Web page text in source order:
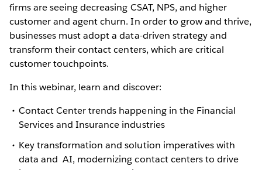
firms are seeing decreasing CSAT, NPS, and higher
customer and agent churn. In order to grow and thrive,
businesses must adopt a data-driven strategy and
transform their contact centers, which are critical
customer touchpoints.
In this webinar, learn and discover:
Contact Center trends happening in the Financial
Services and Insurance industries
Key transformation and solution imperatives with
data and AI, modernizing contact centers to drive